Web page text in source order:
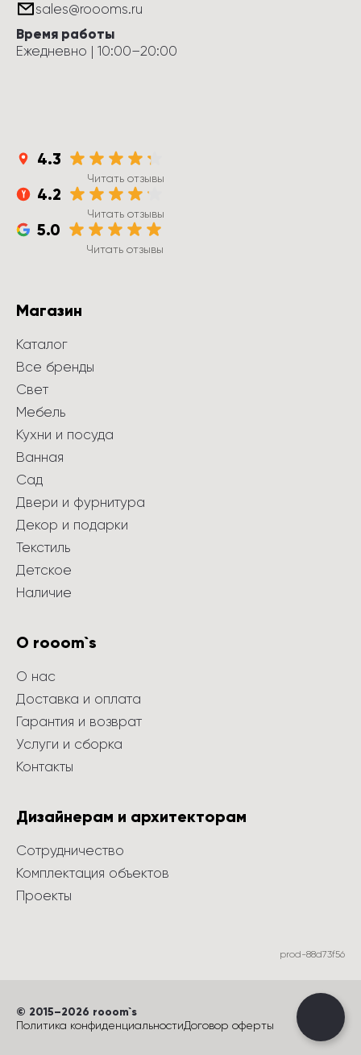
sales@roooms.ru
Время работы
Ежедневно | 10:00–20:00
4.3
Читать отзывы
4.2
Читать отзывы
5.0
Читать отзывы
Магазин
Каталог
Все бренды
Свет
Мебель
Кухни и посуда
Ванная
Сад
Двери и фурнитура
Декор и подарки
Текстиль
Детское
Наличие
О rooom`s
О нас
Доставка и оплата
Гарантия и возврат
Услуги и сборка
Контакты
Дизайнерам и архитекторам
Сотрудничество
Комплектация объектов
Проекты
prod-88d73f56
© 2015–2026 rooom`s
Политика конфиденциальностиДоговор оферты